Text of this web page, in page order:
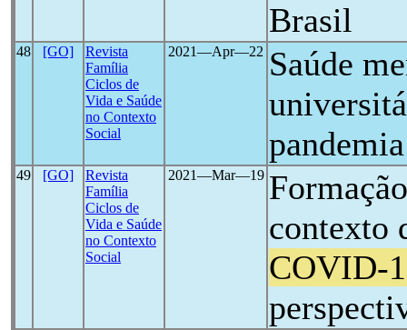
Brasil
48 [GO]
Revista
Família
Ciclos de
Vida e Saúde
no Contexto
Social
2021―Apr―22 Saúde
49 [GO]
Revista
Família
Ciclos de
Vida e Saúde
no Contexto
Social
2021―Mar―19
contexto
COVID-